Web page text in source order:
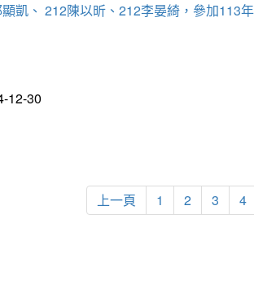
凱、 212陳以昕、212李晏綺，參加113
12-30
上一頁 1 2 3 4